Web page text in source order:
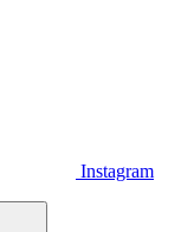
Instagram